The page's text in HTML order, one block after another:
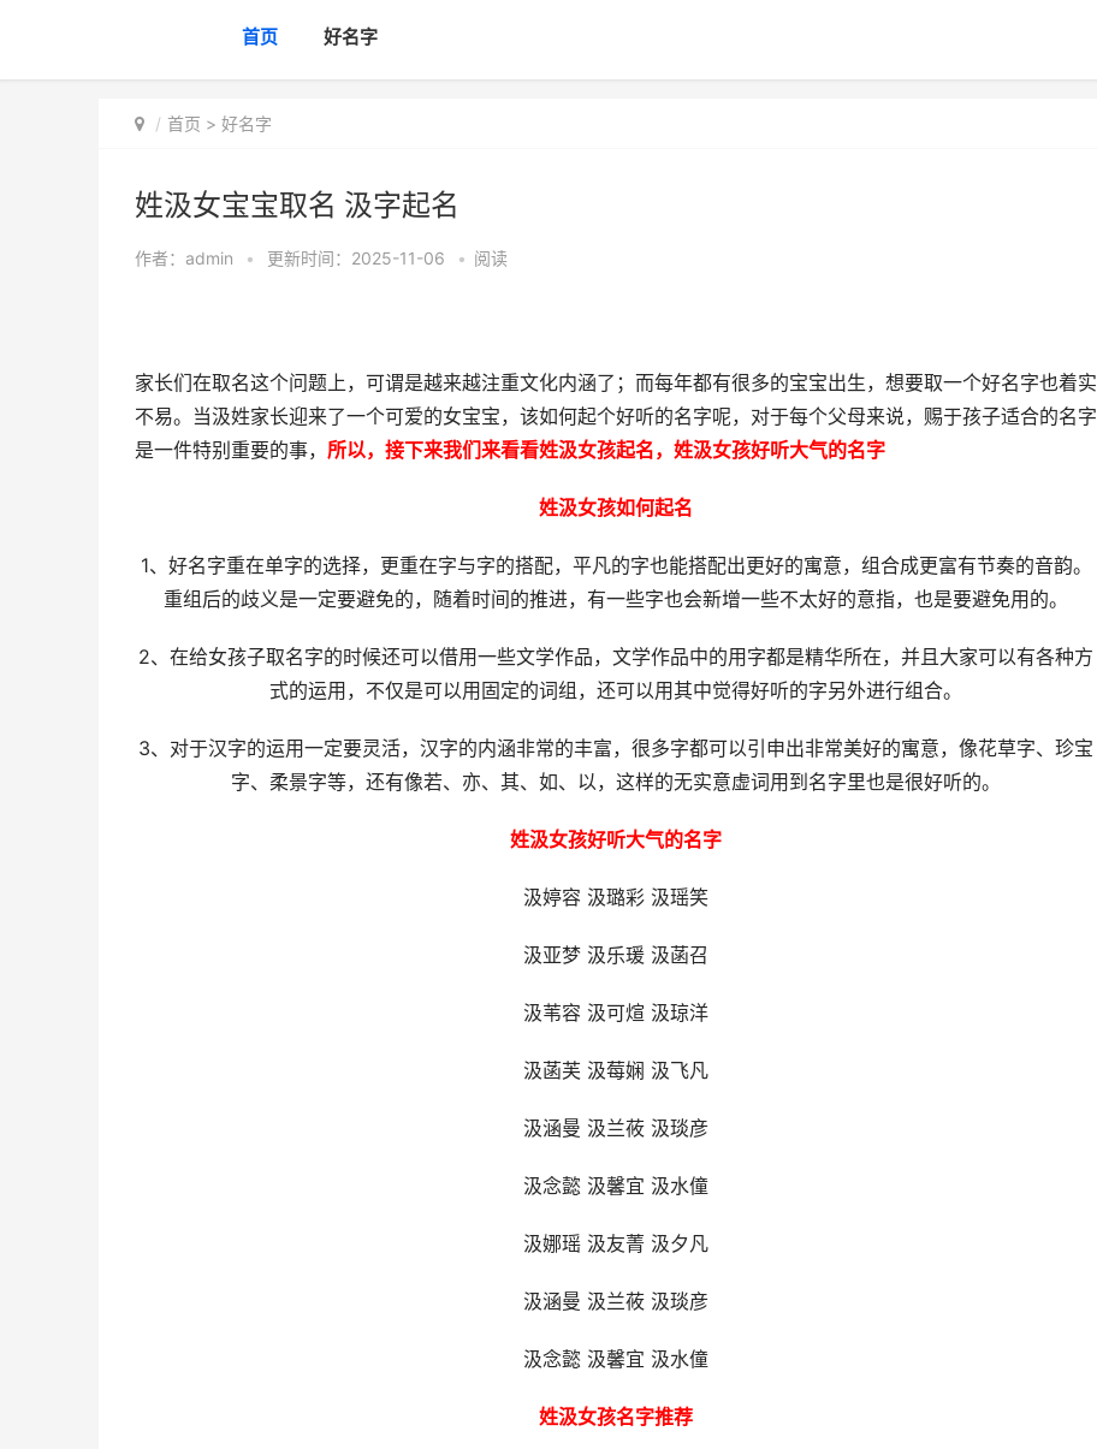
首页 好名字
首页 > 好名字
姓汲女宝宝取名 汲字起名
作者： admin • 更新时间：2025-11-06 • 阅读
家长们在取名这个问题上，可谓是越来越注重文化内涵了；而每年都有很多的宝宝出生，想要取一个好名字也着实
不易。当汲姓家长迎来了一个可爱的女宝宝，该如何起个好听的名字呢，对于每个父母来说，赐于孩子适合的名字
是一件特别重要的事， 所以，接下来我们来看看姓汲女孩起名，姓汲女孩好听大气的名字
姓汲女孩如何起名
1、好名字重在单字的选择，更重在字与字的搭配，平凡的字也能搭配出更好的寓意，组合成更富有节奏的音韵。
重组后的歧义是一定要避免的，随着时间的推进，有一些字也会新增一些不太好的意指，也是要避免用的。
2、在给女孩子取名字的时候还可以借用一些文学作品，文学作品中的用字都是精华所在，并且大家可以有各种方
式的运用，不仅是可以用固定的词组，还可以用其中觉得好听的字另外进行组合。
3、对于汉字的运用一定要灵活，汉字的内涵非常的丰富，很多字都可以引申出非常美好的寓意，像花草字、珍宝
字、柔景字等，还有像若、亦、其、如、以，这样的无实意虚词用到名字里也是很好听的。
姓汲女孩好听大气的名字
汲婷容 汲璐彩 汲瑶笑
汲亚梦 汲乐瑗 汲菡召
汲苇容 汲可煊 汲琼洋
汲菡芙 汲莓娴 汲飞凡
汲涵曼 汲兰莜 汲琰彦
汲念懿 汲馨宜 汲水僮
汲娜瑶 汲友菁 汲夕凡
汲涵曼 汲兰莜 汲琰彦
汲念懿 汲馨宜 汲水僮
姓汲女孩名字推荐